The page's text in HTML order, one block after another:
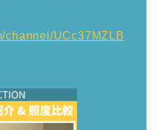
channel/UCc37MZLB